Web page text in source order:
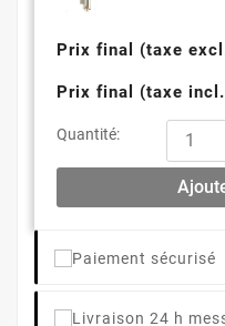
Prix final (taxe
Prix final (taxe
Quantité: